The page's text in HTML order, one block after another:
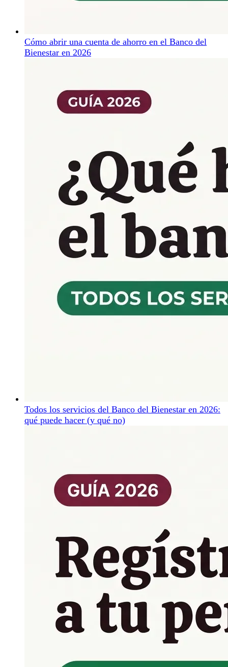
Cómo abrir una cuenta de ahorro en el Banco del
Bienestar en 2026
Todos los servicios del Banco del Bienestar en 2026:
qué puede hacer (y qué no)